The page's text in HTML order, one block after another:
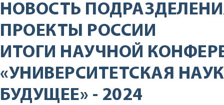
НОВОСТЬ
ПРОЕКТЫ РОССИИ
ИТОГИ НАУЧНОЙ
«УНИВЕРСИТЕТСКАЯ
БУДУЩЕЕ» - 2024